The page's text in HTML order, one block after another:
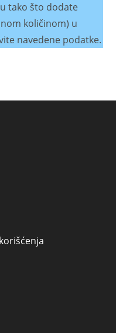
tako što dodate
količinom) u
navedene podatke.